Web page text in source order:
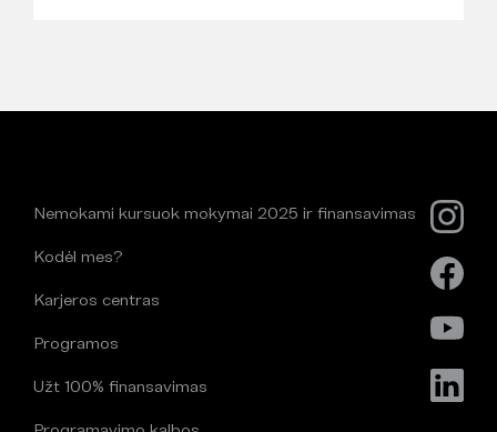
Nemokami kursuok mokymai 2025 ir finansavimas
Kodėl mes?
Karjeros centras
Programos
Užt 100% finansavimas